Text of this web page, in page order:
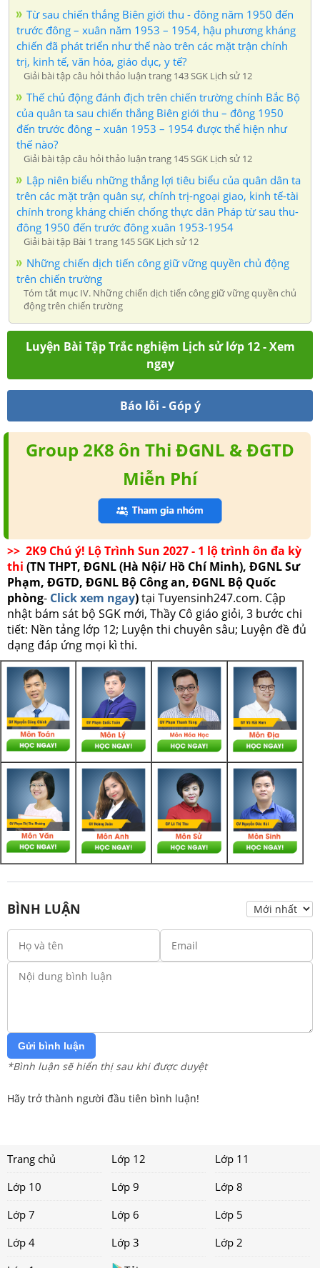
Từ sau chiến thắng Biên giới thu - đông năm 1950 đến
trước đông – xuân năm 1953 – 1954, hậu phương kháng
chiến đã phát triển như thế nào trên các mặt trận chính
trị, kinh tế, văn hóa, giáo dục, y tế?
Giải bài tập câu hỏi thảo luận trang 143 SGK Lịch sử 12
Thế chủ động đánh địch trên chiến trường chính Bắc Bộ
của quân ta sau chiến thắng Biên giới thu – đông 1950
đến trước đông – xuân 1953 – 1954 được thể hiện như
thế nào?
Giải bài tập câu hỏi thảo luận trang 145 SGK Lịch sử 12
Lập niên biểu những thắng lợi tiêu biểu của quân dân ta
trên các mặt trận quân sự, chính trị-ngoại giao, kinh tế-tài
chính trong kháng chiến chống thực dân Pháp từ sau thu-
đông 1950 đến trước đông xuân 1953-1954
Giải bài tập Bài 1 trang 145 SGK Lịch sử 12
Những chiến dịch tiến công giữ vững quyền chủ động
trên chiến trường
Tóm tắt mục IV. Những chiến dịch tiến công giữ vững quyền chủ
động trên chiến trường
Luyện Bài Tập Trắc nghiệm Lịch sử lớp 12 - Xem
ngay
Báo lỗi - Góp ý
Group 2K8 ôn Thi ĐGNL & ĐGTD
Miễn Phí
>> 2K9 Chú ý! Lộ Trình Sun 2027 - 1 lộ trình ôn đa kỳ
thi (TN THPT, ĐGNL (Hà Nội/ Hồ Chí Minh), ĐGNL Sư
Phạm, ĐGTD, ĐGNL Bộ Công an, ĐGNL Bộ Quốc
phòng- Click xem ngay)tại Tuyensinh247.com. Cập
nhật bám sát bộ SGK mới, Thầy Cô giáo giỏi, 3 bước chi
tiết: Nền tảng lớp 12; Luyện thi chuyên sâu; Luyện đề đủ
dạng đáp ứng mọi kì thi.
BÌNH LUẬN
Gửi bình luận
*Bình luận sẽ hiển thị sau khi được duyệt
Hãy trở thành người đầu tiên bình luận!
Trang chủ Lớp 12
Lớp 11
Lớp 10
Lớp 9
Lớp 8
Lớp 7
Lớp 6
Lớp 5
Lớp 4
Lớp 3
Lớp 2